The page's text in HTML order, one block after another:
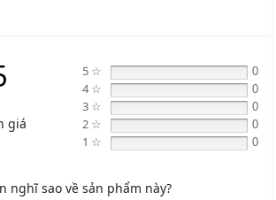
giá
5 ☆ 0
4 ☆ 0
3 ☆ 0
2 ☆ 0
1 ☆ 0
nghĩ sao về sản phẩm này?